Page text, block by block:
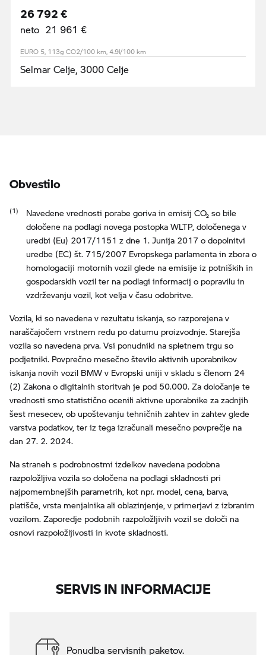
26 792 €
neto 21 961 €
EURO 5, 113g CO2/100 km, 4.9l/100 km
Selmar Celje, 3000 Celje
Obvestilo
Navedene vrednosti porabe goriva in emisij CO₂ so bile
določene na podlagi novega postopka WLTP, določenega v
uredbi (Eu) 2017/1151 z dne 1. Junija 2017 o dopolnitvi
uredbe (EC) št. 715/2007 Evropskega parlamenta in zbora o
homologaciji motornih vozil glede na emisije iz potniških in
gospodarskih vozil ter na podlagi informacij o popravilu in
vzdrževanju vozil, kot velja v času odobritve.
Vozila, ki so navedena v rezultatu iskanja, so razporejena v
naraščajočem vrstnem redu po datumu proizvodnje. Starejša
vozila so navedena prva. Vsi ponudniki na spletnem trgu so
podjetniki. Povprečno mesečno število aktivnih uporabnikov
iskanja novih vozil BMW v Evropski uniji v skladu s členom 24
(2) Zakona o digitalnih storitvah je pod 50.000. Za določanje te
vrednosti smo statistično ocenili aktivne uporabnike za zadnjih
šest mesecev, ob upoštevanju tehničnih zahtev in zahtev glede
varstva podatkov, ter iz tega izračunali mesečno povprečje na
dan 27. 2. 2024.
Na straneh s podrobnostmi izdelkov navedena podobna
razpoložljiva vozila so določena na podlagi skladnosti pri
najpomembnejših parametrih, kot npr. model, cena, barva,
platišče, vrsta menjalnika ali oblazinjenje, v primerjavi z izbranim
vozilom. Zaporedje podobnih razpoložljivih vozil se določi na
osnovi razpoložljivosti in kvote skladnosti.
SERVIS IN INFORMACIJE
Ponudba servisnih paketov.